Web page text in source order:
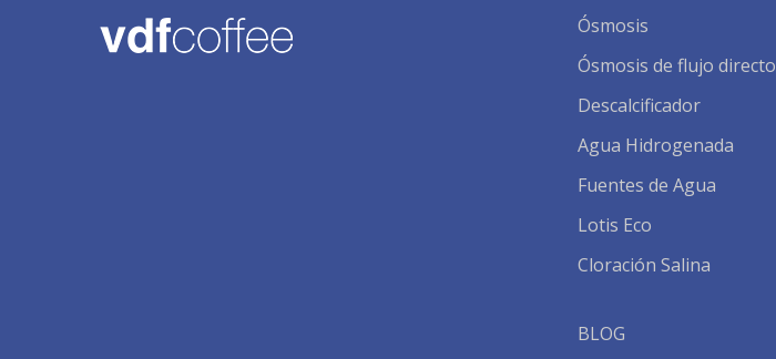
Ósmosis
Ósmosis de flujo directo
Descalcificador
Agua Hidrogenada
Fuentes de Agua
Lotis Eco
Cloración Salina
BLOG